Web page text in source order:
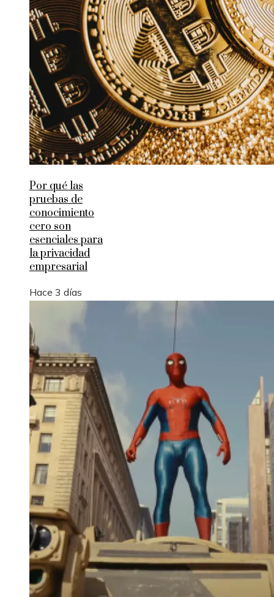
Por qué las
pruebas de
conocimiento
cero son
esenciales para
la privacidad
empresarial
Hace 3 días